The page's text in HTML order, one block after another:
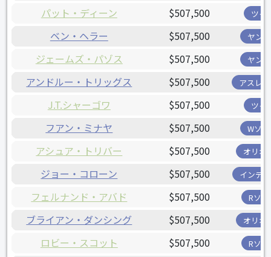
パット・ディーン $507,500 ツイ
ベン・ヘラー $507,500 ヤン
ジェームズ・パゾス $507,500 ヤン
アンドルー・トリッグス $507,500 アスレ
J.T.シャーゴワ $507,500 ツイ
フアン・ミナヤ $507,500 Wソ
アシュア・トリバー $507,500 オリオ
ジョー・コローン $507,500 インデ
フェルナンド・アバド $507,500 Rソ
ブライアン・ダンシング $507,500 オリオ
ロビー・スコット $507,500 Rソ